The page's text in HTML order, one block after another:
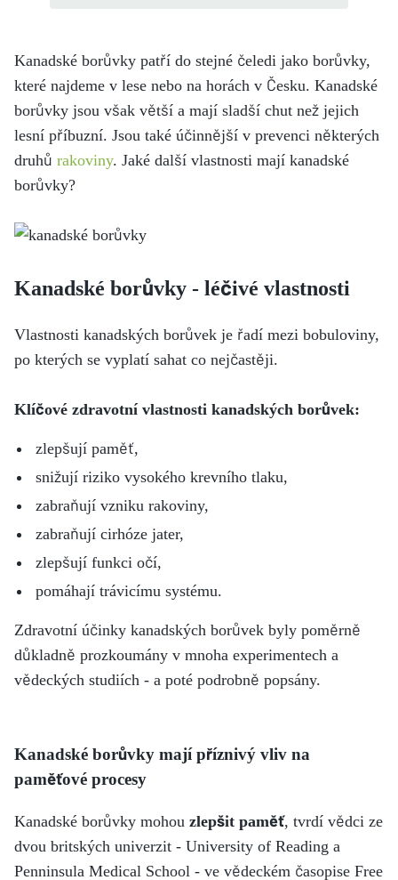
Kanadské borůvky patří do stejné čeledi jako borůvky,
které najdeme v lese nebo na horách v Česku. Kanadské
borůvky jsou však větší a mají sladší chut než jejich
lesní příbuzní. Jsou také účinnější v prevenci některých
druhů rakoviny. Jaké další vlastnosti mají kanadské
borůvky?
Kanadské borůvky - léčivé vlastnosti
Vlastnosti kanadských borůvek je řadí mezi bobuloviny,
po kterých se vyplatí sahat co nejčastěji.
Klíčové zdravotní vlastnosti kanadských borůvek:
zlepšují paměť,
snižují riziko vysokého krevního tlaku,
zabraňují vzniku rakoviny,
zabraňují cirhóze jater,
zlepšují funkci očí,
pomáhají trávicímu systému.
Zdravotní účinky kanadských borůvek byly poměrně
důkladně prozkoumány v mnoha experimentech a
vědeckých studiích - a poté podrobně popsány.
Kanadské borůvky mají příznivý vliv na
paměťové procesy
Kanadské borůvky mohou zlepšit paměť, tvrdí vědci ze
dvou britských univerzit - University of Reading a
Penninsula Medical School - ve vědeckém časopise Free